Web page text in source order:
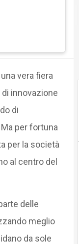
vera fiera
innovazione
di
per fortuna
per la società
al centro del
delle
meglio
da sole